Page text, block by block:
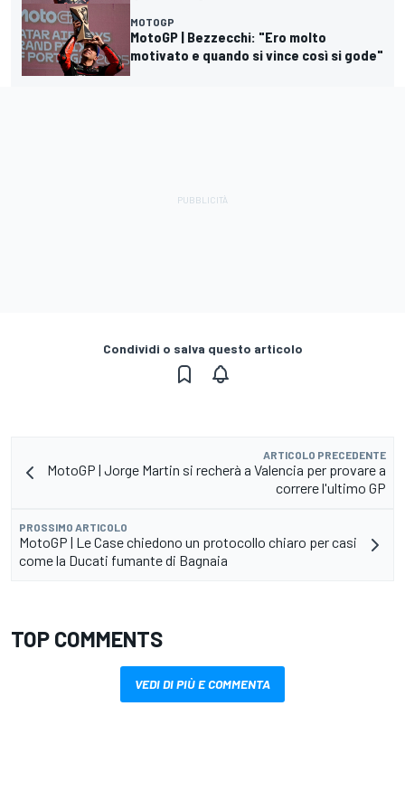
MOTOGP
MotoGP | Bezzecchi: "Ero molto
motivato e quando si vince così si gode"
Condividi o salva questo articolo
ARTICOLO PRECEDENTE
MotoGP | Jorge Martin si recherà a Valencia per provare a
correre l'ultimo GP
PROSSIMO ARTICOLO
MotoGP | Le Case chiedono un protocollo chiaro per casi
come la Ducati fumante di Bagnaia
TOP COMMENTS
VEDI DI PIÙ E COMMENTA